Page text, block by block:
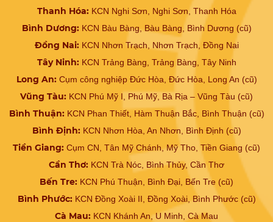
Thanh Hóa:KCN Nghi Sơn, Nghi Sơn, Thanh Hóa
Bình Dương:KCN Bàu Bàng, Bàu Bàng, Bình Dương (cũ)
Đồng Nai: KCN Nhơn Trạch, Nhơn Trạch, Đồng Nai
Tây Ninh: KCN Trảng Bàng, Trảng Bàng, Tây Ninh
Long An: Cụm công nghiệp Đức Hòa, Đức Hòa, Long An (cũ)
Vũng Tàu: KCN Phú Mỹ I, Phú Mỹ, Bà Rịa – Vũng Tàu (cũ)
Bình Thuận:KCN Phan Thiết, Hàm Thuận Bắc, Bình Thuận (cũ)
Bình Định: KCN Nhơn Hòa, An Nhơn, Bình Định (cũ)
Tiền Giang: Cụm CN, Tân Mỹ Chánh, Mỹ Tho, Tiền Giang (cũ)
Cần Thơ: KCN Trà Nóc, Bình Thủy, Cần Thơ
Bến Tre: KCN Phú Thuận, Bình Đại, Bến Tre (cũ)
Bình Phước: KCN Đồng Xoài II, Đồng Xoài, Bình Phước (cũ)
Cà Mau: KCN Khánh An, U Minh, Cà Mau